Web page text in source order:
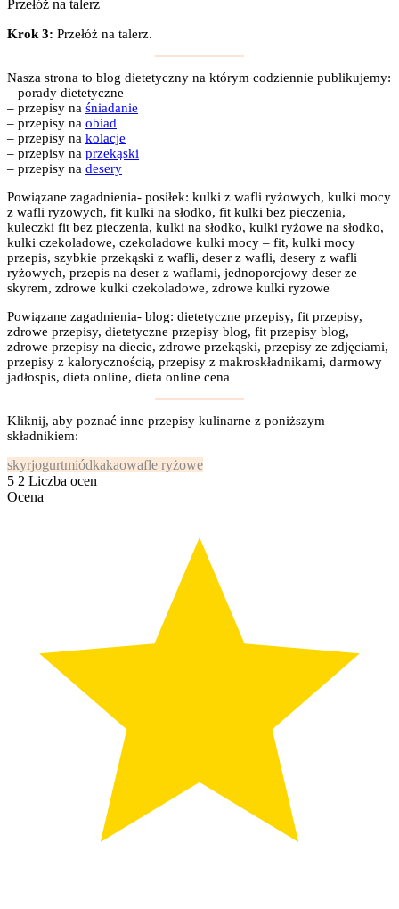
Przełóż na talerz
Krok 3: Przełóż na talerz.
Nasza strona to blog dietetyczny na którym codziennie publikujemy:
– porady dietetyczne
– przepisy na śniadanie
– przepisy na obiad
– przepisy na kolacje
– przepisy na przekąski
– przepisy na desery
Powiązane zagadnienia- posiłek: kulki z wafli ryżowych, kulki mocy
z wafli ryzowych, fit kulki na słodko, fit kulki bez pieczenia,
kuleczki fit bez pieczenia, kulki na słodko, kulki ryżowe na słodko,
kulki czekoladowe, czekoladowe kulki mocy – fit, kulki mocy
przepis, szybkie przekąski z wafli, deser z wafli, desery z wafli
ryżowych, przepis na deser z waflami, jednoporcjowy deser ze
skyrem, zdrowe kulki czekoladowe, zdrowe kulki ryzowe
Powiązane zagadnienia- blog: dietetyczne przepisy, fit przepisy,
zdrowe przepisy, dietetyczne przepisy blog, fit przepisy blog,
zdrowe przepisy na diecie, zdrowe przekąski, przepisy ze zdjęciami,
przepisy z kalorycznością, przepisy z makroskładnikami, darmowy
jadłospis, dieta online, dieta online cena
Kliknij, aby poznać inne przepisy kulinarne z poniższym
składnikiem:
skyrjogurtmiódkakaowafle ryżowe
5 2 Liczba ocen
Ocena